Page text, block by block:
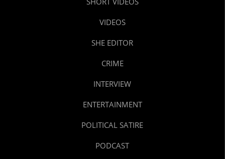
VIDEOS
SHE EDITOR
CRIME
INTERVIEW
ENTERTAINMENT
POLITICAL SATIRE
PODCAST